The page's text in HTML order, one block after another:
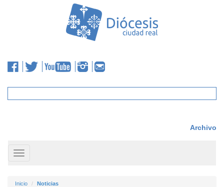
Archivo
Toggle
navigation
Inicio Noticias